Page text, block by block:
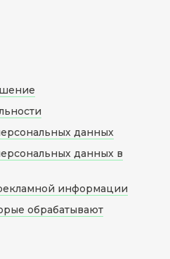
данных
данных в
информации
обрабатывают